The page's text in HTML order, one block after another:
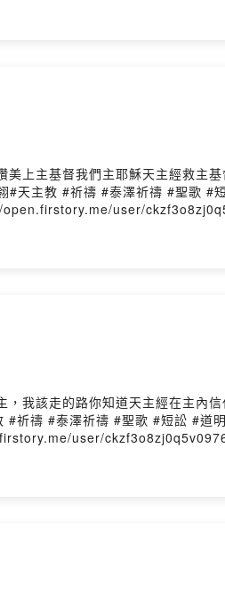
上主基督我們主耶穌天主經救主
#天主教 #祈禱 #泰澤祈禱 #聖歌
user/
我該走的路你知道天主經在主內
#祈禱 #泰澤祈禱 #聖歌 #短訟 #
user/